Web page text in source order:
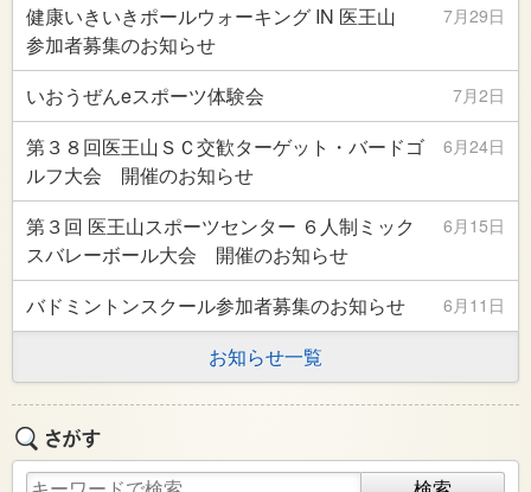
7月29日
健康いきいきポールウォーキング IN 医王山
参加者募集のお知らせ
7月2日
いおうぜんeスポーツ体験会
6月24日
第３８回医王山ＳＣ交歓ターゲット・バードゴ
ルフ大会 開催のお知らせ
6月15日
第３回 医王山スポーツセンター ６人制ミック
スバレーボール大会 開催のお知らせ
6月11日
バドミントンスクール参加者募集のお知らせ
お知らせ一覧